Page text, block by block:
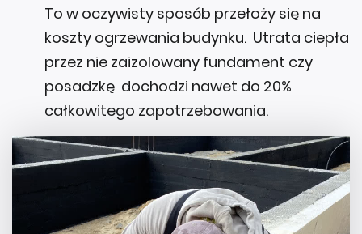
To w oczywisty sposób przełoży się na
koszty ogrzewania budynku. Utrata ciepła
przez nie zaizolowany fundament czy
posadzkę dochodzi nawet do 20%
całkowitego zapotrzebowania.